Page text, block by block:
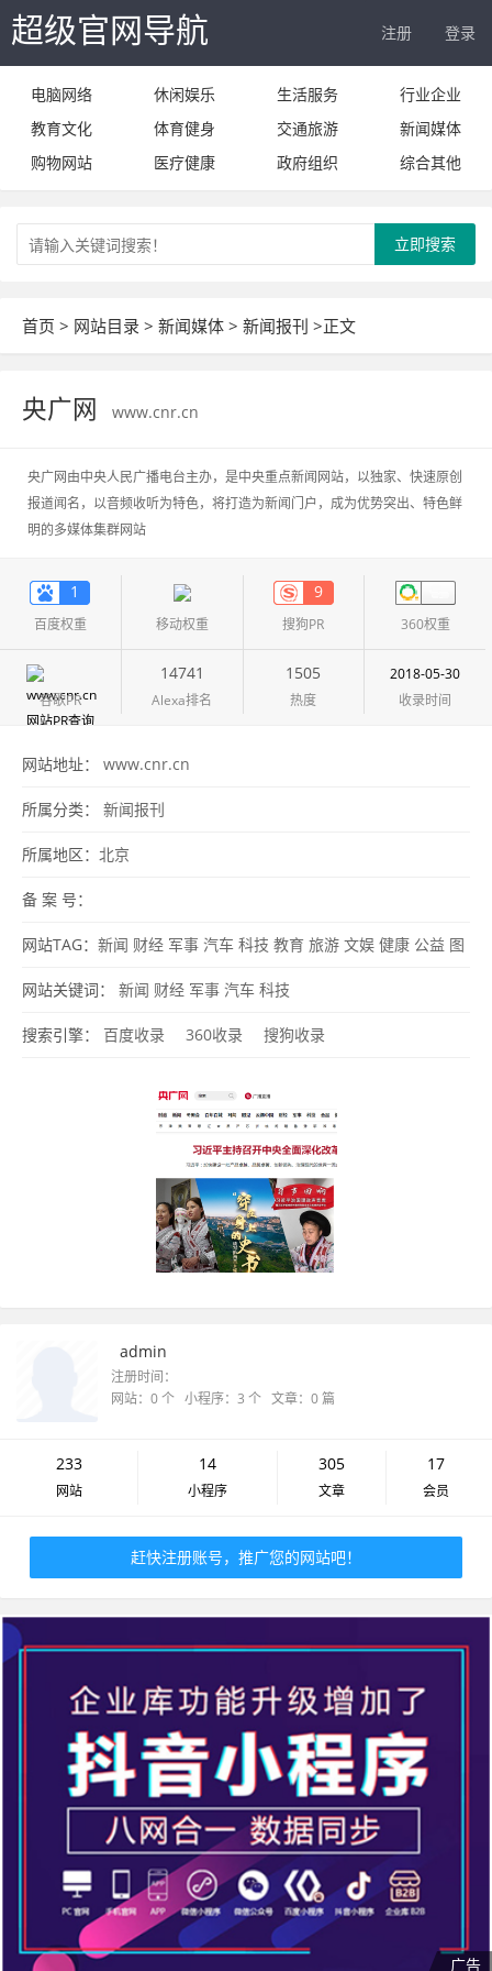
超级官网导航 注册 登录
电脑网络 休闲娱乐 生活服务
行业企业
教育文化
体育健身 交通旅游
新闻媒体
购物网站
医疗健康 政府组织 综合其他
立即搜索
首页 > 网站目录 > 新闻媒体 > 新闻报刊 >正文
央广网 www.cnr.cn
央广网由中央人民广播电台主办，是中央重点新闻网站，以独家、快速原创
报道闻名，以音频收听为特色，将打造为新闻门户，成为优势突出、特色鲜
明的多媒体集群网站
1
百度权重 移动权重
9
搜狗PR 360权重
谷歌PR
14741
Alexa排名
1505
热度
2018-05-30
收录时间
网站地址： www.cnr.cn
所属分类： 新闻报刊
所属地区： 北京
备 案 号：
网站TAG： 新闻 财经 军事 汽车 科技 教育 旅游 文娱 健康 公益 图
片 彩票 商城 三农 央广独家 热点专题 央广图库
间 中国之声 经济之声
网站关键词： 新闻 财经 军事 汽车 科技
搜索引擎： 百度收录 360收录 搜狗收录
admin
注册时间：
网站：0 个 小程序：3 个 文章：0 篇
233
网站
14
小程序
305
文章
17
会员
赶快注册账号，推广您的网站吧！